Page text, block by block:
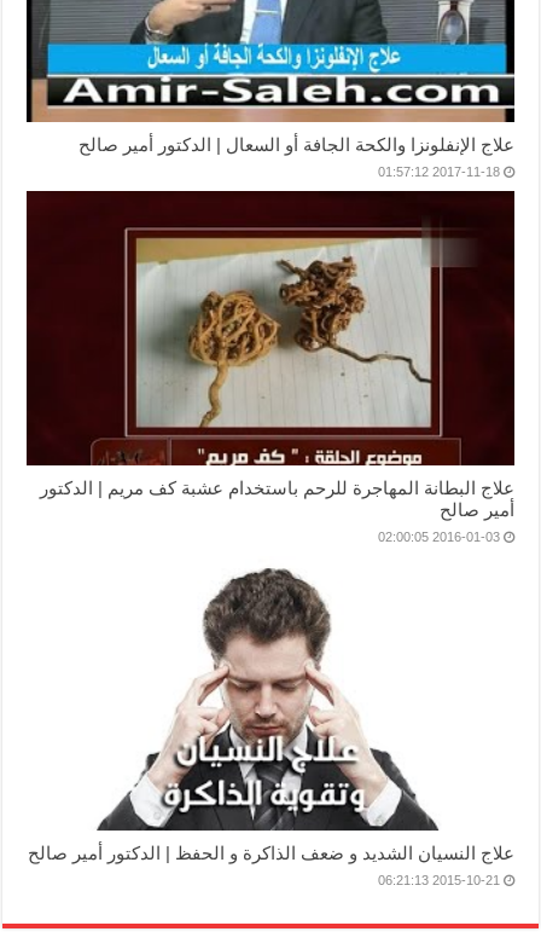
علاج الإنفلونزا والكحة الجافة أو السعال | الدكتور أمير صالح
2017-11-18 01:57:12
علاج البطانة المهاجرة للرحم باستخدام عشبة كف مريم | الدكتور
أمير صالح
2016-01-03 02:00:05
علاج النسيان الشديد و ضعف الذاكرة و الحفظ | الدكتور أمير صالح
2015-10-21 06:21:13